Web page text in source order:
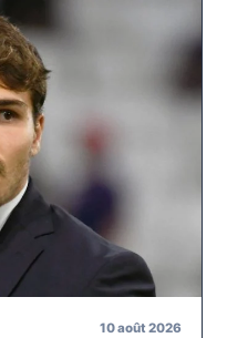
10 août 2026